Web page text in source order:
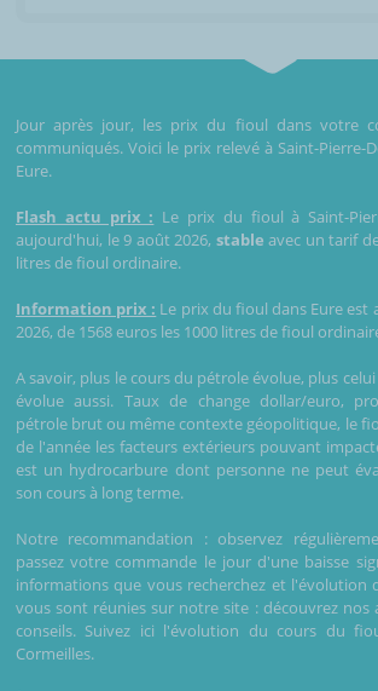
Jour après jour, les prix du fioul dans votre
communiqués. Voici le prix relevé à Saint-Pierre-
Eure.
Flash actu prix : Le prix du fioul à Saint-
aujourd'hui, le 9 août 2026, stable avec un tarif
litres de fioul ordinaire.
Information prix : Le prix du fioul dans Eure est
2026, de 1568 euros les 1000 litres de fioul
A savoir, plus le cours du pétrole évolue, plus
évolue aussi. Taux de change dollar/euro,
pétrole brut ou même contexte géopolitique, le
de l'année les facteurs extérieurs pouvant
est un hydrocarbure dont personne ne peut
son cours à long terme.
Notre recommandation : observez
passez votre commande le jour d'une baisse
informations que vous recherchez et l'évolution
vous sont réunies sur notre site : découvrez nos
conseils. Suivez ici l'évolution du cours du
Cormeilles.